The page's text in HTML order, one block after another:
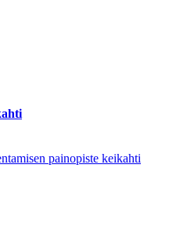
painopiste keikahti